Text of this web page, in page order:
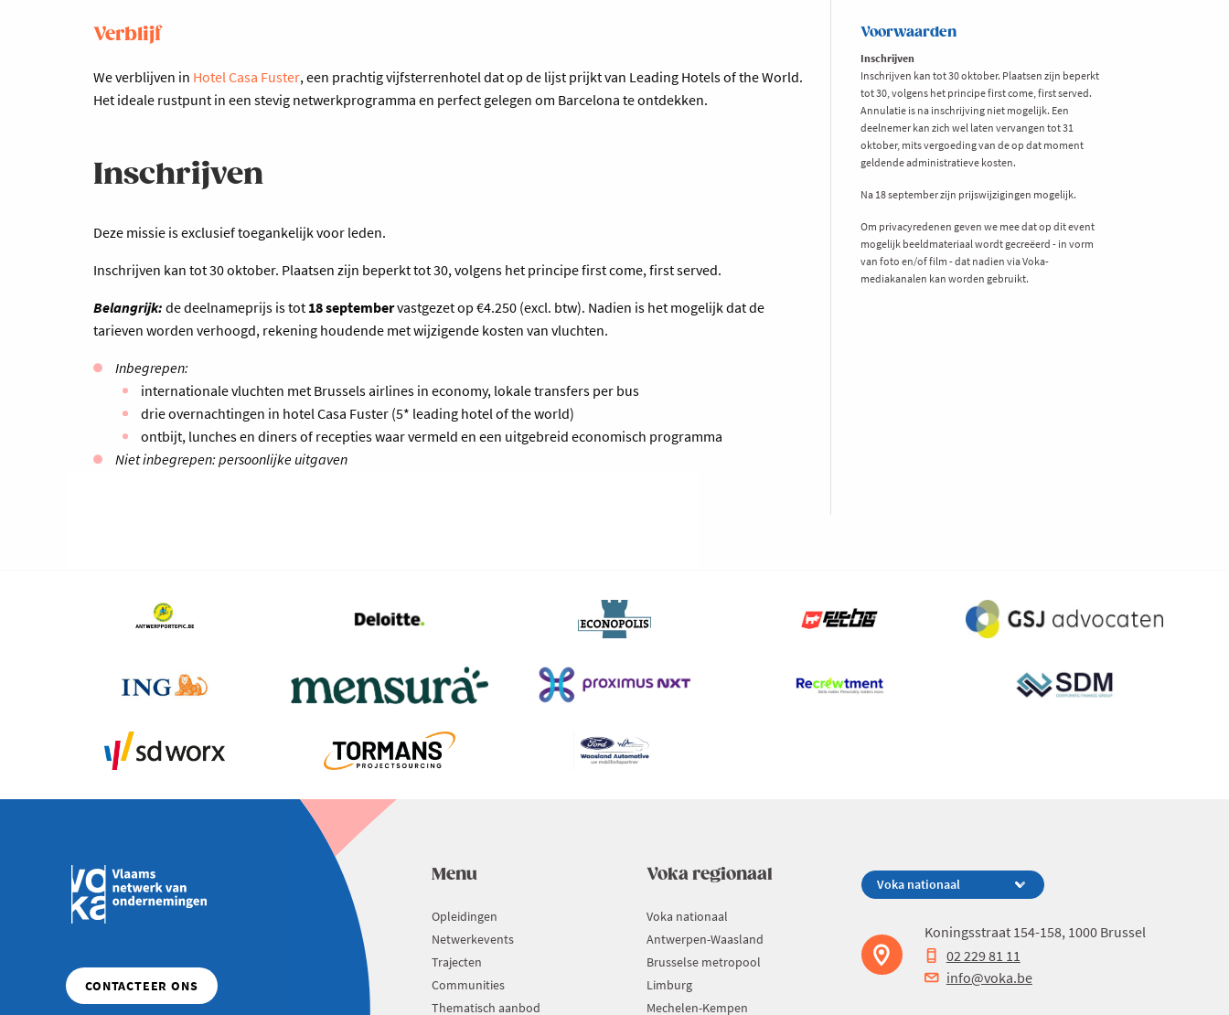
Verblijf
We verblijven in Hotel Casa Fuster, een prachtig vijfsterrenhotel dat op de lijst prijkt van Leading Hotels of the World.
Het ideale rustpunt in een stevig netwerkprogramma en perfect gelegen om Barcelona te ontdekken.
Inschrijven
Deze missie is exclusief toegankelijk voor leden.
Inschrijven kan tot 30 oktober. Plaatsen zijn beperkt tot 30, volgens het principe first come, first served.
Belangrijk: de deelnameprijs is tot 18 septembervastgezet op €4.250 (excl. btw). Nadien is het mogelijk dat de
tarieven worden verhoogd, rekening houdende met wijzigende kosten van vluchten.
Inbegrepen:
internationale vluchten met Brussels airlines in economy, lokale transfers per bus
drie overnachtingen in hotel Casa Fuster (5* leading hotel of the world)
ontbijt, lunches en diners of recepties waar vermeld en een uitgebreid economisch programma
Niet inbegrepen: persoonlijke uitgaven
Voorwaarden
Inschrijven
Inschrijven kan tot 30 oktober. Plaatsen zijn beperkt
tot 30, volgens het principe first come, first served.
Annulatie is na inschrijving niet mogelijk. Een
deelnemer kan zich wel laten vervangen tot 31
oktober, mits vergoeding van de op dat moment
geldende administratieve kosten.
Na 18 september zijn prijswijzigingen mogelijk.
Om privacyredenen geven we mee dat op dit event
mogelijk beeldmateriaal wordt gecreëerd - in vorm
van foto en/of film - dat nadien via Voka-
mediakanalen kan worden gebruikt.
Menu
Opleidingen
Netwerkevents
Trajecten
Communities
Thematisch aanbod
Voka regionaal
Voka nationaal
Antwerpen-Waasland
Brusselse metropool
Limburg
Mechelen-Kempen
Koningsstraat 154-158, 1000 Brussel
02 229 81 11
info@voka.be